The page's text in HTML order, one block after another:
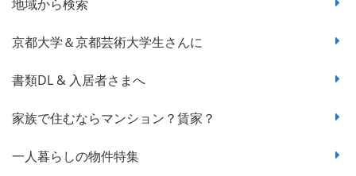
地域から検索
京都大学＆京都芸術大学生さんに
書類DL & 入居者さまへ
家族で住むならマンション？賃家？
一人暮らしの物件特集